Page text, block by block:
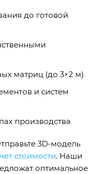
до готовой
матриц (до 3×2 м)
и систем
производства
3D-модель
стоимости. Наши
оптимальное